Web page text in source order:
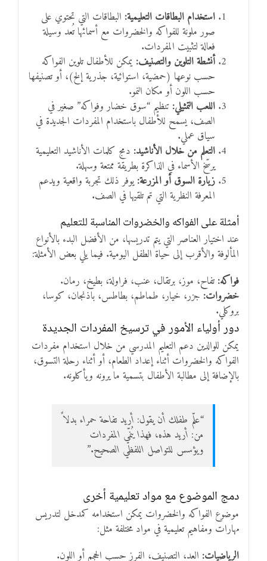
استخدام البطاقات التعليمية: البطاقات التي تحتوي على
صور ملونة للفواكه والخضروات مع أسمائها تُعد وسيلة
فعالة لتثبيت المفردات.
أنشطة التلوين والتصنيف: يمكن للأطفال تلوين الفواكه
حسب نوعها (حمضية، استوائية، جذرية إلخ)، أو تصنيفها
حسب اللون أو مكان النمو.
اللعب التمثيلي: تنظيم “سوق خضار وفواكه” صغير في
الصف، يسمح للأطفال باستخدام المفردات الجديدة في
سياق عملي.
التعلم من خلال الأناشيد: دمج كلمات الأناشيد التعليمية
يرسّخ الأسماء في الذاكرة بطريقة ممتعة وسهلة.
زيارة السوق أو المزرعة:يوفر ذلك تجربة واقعية ويدعم
المعرفة النظرية التي تم تلقيها في الصف.
أمثلة على الفواكه والخضروات المناسبة للتعليم
عند اختيار العناصر التي يتم تدريسها، من الأفضل البدء بالأنواع
المألوفة والأقرب إلى حياة الطفل اليومية. فيما يلي بعض الأمثلة:
فواكه:تفاح، موز، برتقال، عنب، فراولة، بطيخ، رمان.
خضروات: جزر، خيار، طماطم، بطاطس، باذنجان، كوسا،
بروكلي.
دور أولياء الأمور في ترسيخ المفردات الجديدة
يمكن للوالدين دعم التعليم المدرسي من خلال استخدام مفردات
الفواكه والخضروات أثناء إعداد الطعام، أو أثناء رحلة التسوق،
بالإضافة إلى مطالبة الأطفال بتسمية ما يرونه ويأكلونه.
“علّم طفلك أن يقول: أريد تفاحة حمراء بدلاً
من: أريد هذه، فهذا يُنمّي المفردات
ويؤسس للتواصل اللفظي الصحيح.”
دمج الموضوع مع مواد تعليمية أخرى
موضوع الفواكه والخضروات يمكن استخدامه كمدخل لتدريس
مهارات ومفاهيم تعليمية في مواد مختلفة مثل:
الرياضيات: العد، التصنيف، الفرز حسب الحجم أو اللون.